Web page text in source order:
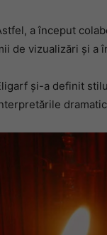
a început
de vizualizări și a
și-a definit